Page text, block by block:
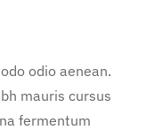
odio aenean.
mauris cursus
fermentum